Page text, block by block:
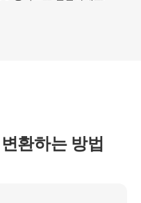
환하는 방법